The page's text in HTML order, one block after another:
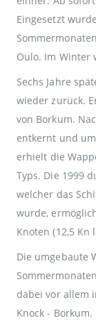
Eingesetzt
Oulo. Im Winter
Sechs Jahre
wieder zurück.
von Borkum.
entkernt und
erhielt die
Typs. Die 1999
welcher das
wurde,
Knoten (12,5 Kn
Die umgebaute
dabei vor allem
Knock -